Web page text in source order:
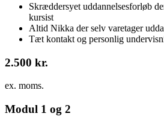
Skræddersyet uddannelsesforløb
kursist
Altid Nikka der selv varetager
Tæt kontakt og personlig
2.500 kr.
ex. moms.
Modul 1 og 2